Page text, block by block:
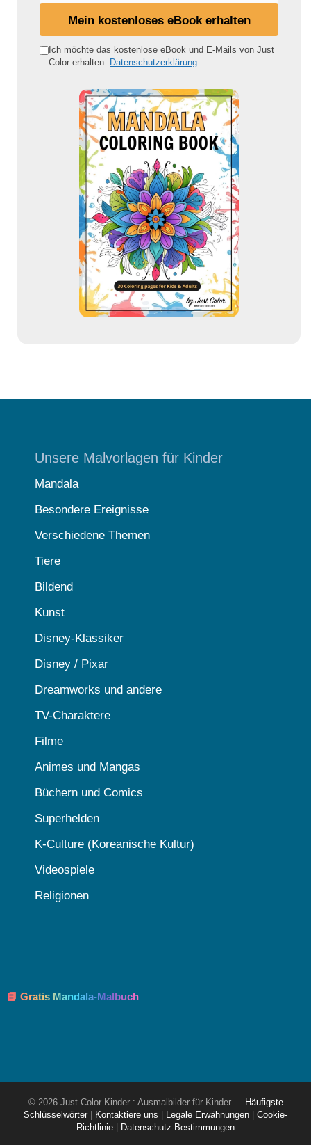
e
Mein kostenloses eBook erhalten
Ich möchte das kostenlose eBook und E-Mails von Just
Color erhalten.
Datenschutzerklärung
Unsere Malvorlagen für Kinder
Mandala
Besondere Ereignisse
Verschiedene Themen
Tiere
Bildend
Kunst
Disney-Klassiker
Disney / Pixar
Dreamworks und andere
TV-Charaktere
Filme
Animes und Mangas
Büchern und Comics
Superhelden
K-Culture (Koreanische Kultur)
Videospiele
Religionen
📘 Gratis Mandala-Malbuch
© 2026 Just Color Kinder : Ausmalbilder für Kinder
Häufigste
Schlüsselwörter
Kontaktiere uns Legale Erwähnungen
Cookie-
Richtlinie
Datenschutz-Bestimmungen